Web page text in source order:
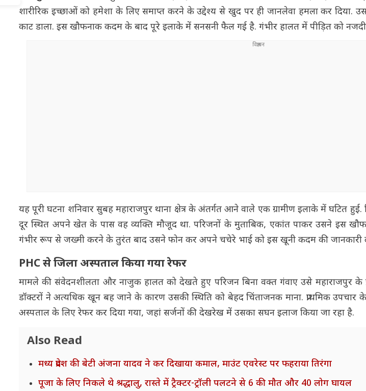
शारीरिक इच्छाओं को हमेशा के लिए समाप्त करने के उद्देश्य से खुद पर ही जानलेवा हमला कर दिया. उसने
काट डाला. इस खौफनाक कदम के बाद पूरे इलाके में सनसनी फैल गई है. गंभीर हालत में पीड़ित को
यह पूरी घटना शनिवार सुबह महाराजपुर थाना क्षेत्र के अंतर्गत आने वाले एक ग्रामीण इलाके में घटित
दूर स्थित अपने खेत के पास वह व्यक्ति मौजूद था. परिजनों के मुताबिक, एकांत पाकर उसने इस
गंभीर रूप से जख्मी करने के तुरंत बाद उसने फोन कर अपने चचेरे भाई को इस खूनी कदम की जानकारी
PHC से जिला अस्पताल किया गया रेफर
मामले की संवेदनशीलता और नाजुक हालत को देखते हुए परिजन बिना वक्त गंवाए उसे महाराजपुर के
डॉक्टरों ने अत्यधिक खून बह जाने के कारण उसकी स्थिति को बेहद चिंताजनक माना. प्राथमिक
अस्पताल के लिए रेफर कर दिया गया, जहां सर्जनों की देखरेख में उसका सघन इलाज किया जा रहा है.
Also Read
मध्य प्रदेश की बेटी अंजना यादव ने कर दिखाया कमाल, माउंट एवरेस्ट पर फहराया तिरंगा
पूजा के लिए निकले थे श्रद्धालु, रास्ते में ट्रैक्टर-ट्रॉली पलटने से 6 की मौत और 40 लोग घायल